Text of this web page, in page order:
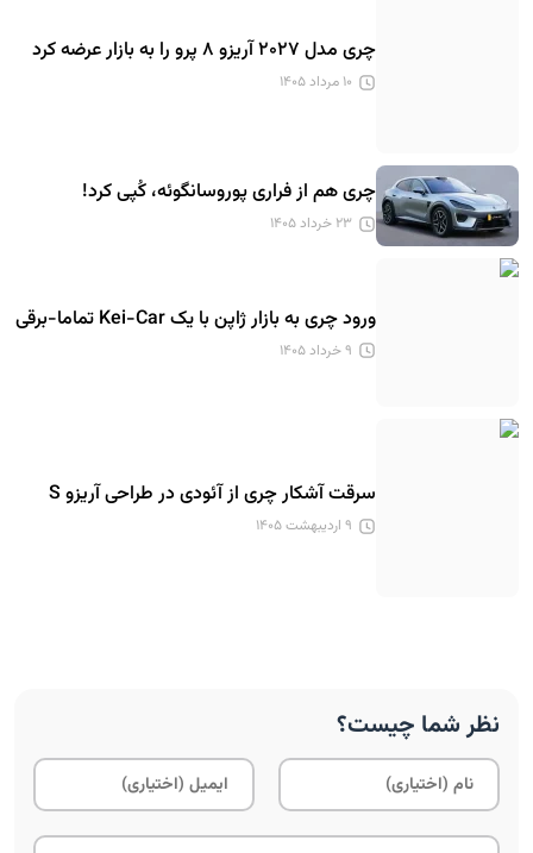
چری مدل ۲۰۲۷ آریزو ۸ پرو را به بازار عرضه کرد
۱۰ مرداد ۱۴۰۵
چری هم از فراری پوروسانگوئه، کُپی کرد!
۲۳ خرداد ۱۴۰۵
ورود چری به بازار ژاپن با یک Kei-Car تماما-برقی
۹ خرداد ۱۴۰۵
سرقت آشکار چری از آئودی در طراحی آریزو S
۹ اردیبهشت ۱۴۰۵
نظر شما چیست؟